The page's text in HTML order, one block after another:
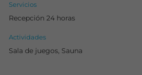
Servicios
Recepción 24 horas
Actividades
Sala de juegos, Sauna